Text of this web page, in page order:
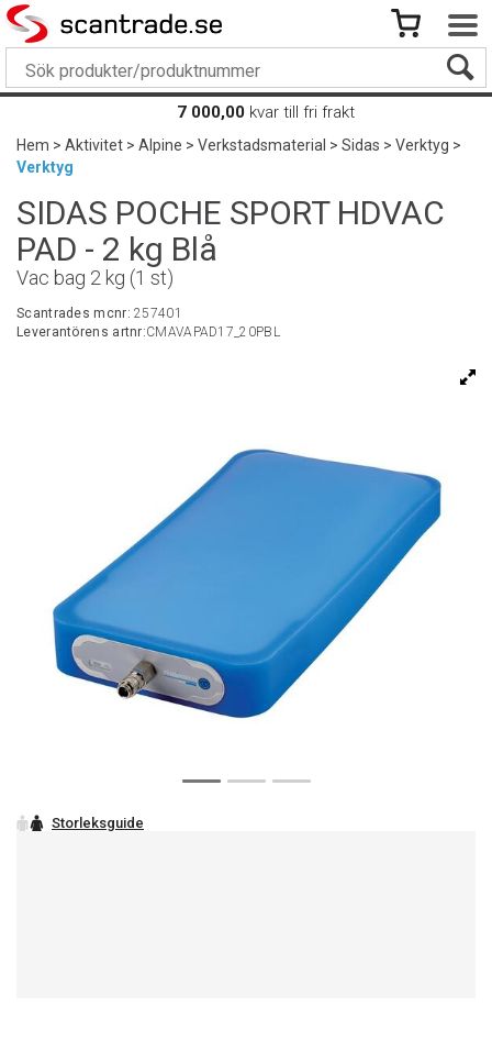
7 000,00 kvar till fri frakt
Hem>Aktivitet>Alpine>Verkstadsmaterial >Sidas>Verktyg>
Verktyg
SIDAS POCHE SPORT HDVAC
PAD - 2 kg Blå
Vac bag 2 kg (1 st)
Scantrades mcnr:257401
Leverantörens artnr:CMAVAPAD17_20PBL